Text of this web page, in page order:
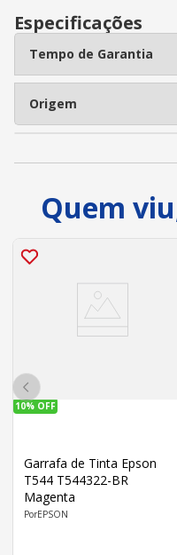
Especificações
Tempo de Garantia
Origem
Quem
10% OFF
Garrafa de Tinta Epson
T544 T544322-BR
Magenta
EPSON